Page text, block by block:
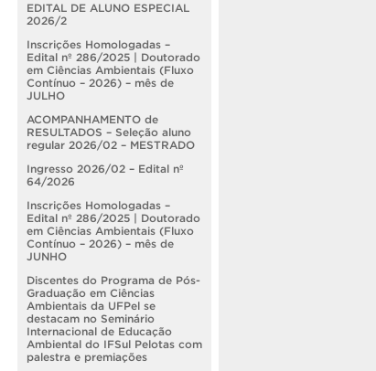
EDITAL DE ALUNO ESPECIAL
2026/2
Inscrições Homologadas –
Edital nº 286/2025 | Doutorado
em Ciências Ambientais (Fluxo
Contínuo – 2026) – mês de
JULHO
ACOMPANHAMENTO de
RESULTADOS – Seleção aluno
regular 2026/02 – MESTRADO
Ingresso 2026/02 – Edital nº
64/2026
Inscrições Homologadas –
Edital nº 286/2025 | Doutorado
em Ciências Ambientais (Fluxo
Contínuo – 2026) – mês de
JUNHO
Discentes do Programa de Pós-
Graduação em Ciências
Ambientais da UFPel se
destacam no Seminário
Internacional de Educação
Ambiental do IFSul Pelotas com
palestra e premiações